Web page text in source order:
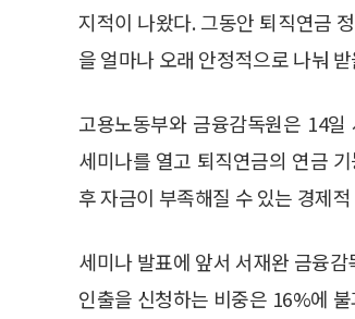
지적이 나왔다. 그동안 퇴직연금
을 얼마나 오래 안정적으로 나눠
고용노동부와 금융감독원은 14
세미나를 열고 퇴직연금의 연금
후 자금이 부족해질 수 있는 경제
세미나 발표에 앞서 서재완 금융
인출을 신청하는 비중은 16%에